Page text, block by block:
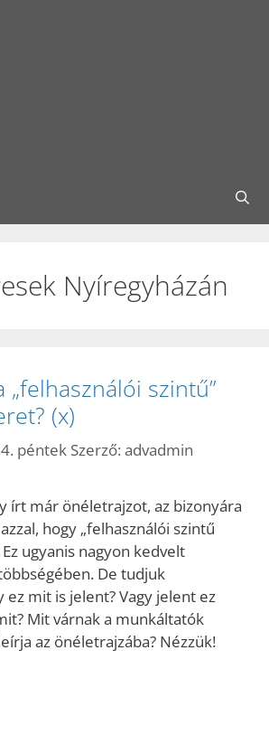
Nyíregyházán
szintű”
(x)
péntek Szerző: advadmin
írt már önéletrajzot, az bizonyára
hogy „felhasználói szintű
ugyanis nagyon kedvelt
De tudjuk
ez mit is jelent? Vagy jelent ez
Mit várnak a munkáltatók
az önéletrajzába? Nézzük!